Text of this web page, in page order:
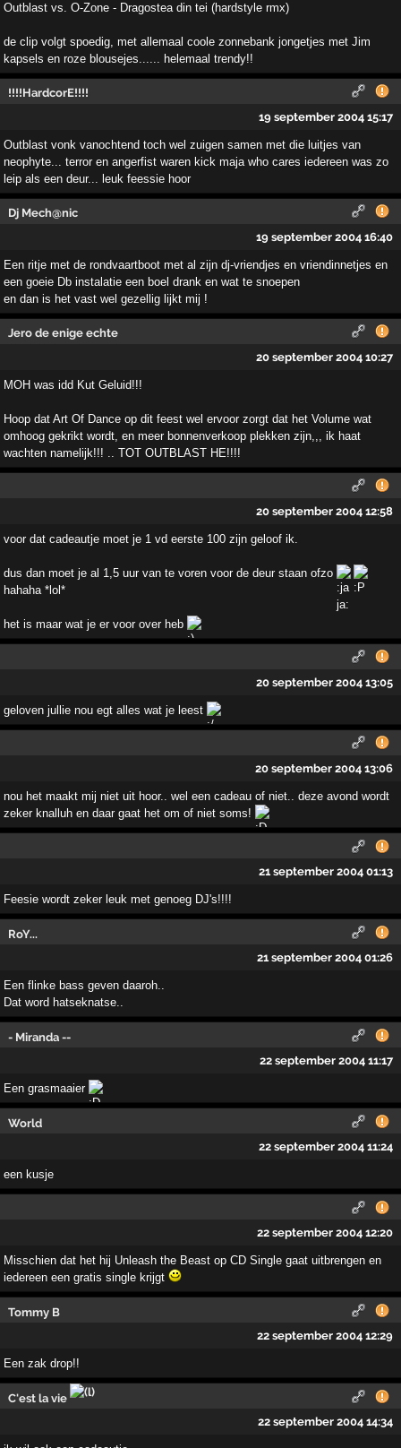
Outblast vs. O-Zone - Dragostea din tei (hardstyle rmx)
de clip volgt spoedig, met allemaal coole zonnebank jongetjes met Jim
kapsels en roze blousejes...... helemaal trendy!!
!!!!HardcorE!!!!
19 september 2004 15:17
Outblast vonk vanochtend toch wel zuigen samen met die luitjes van
neophyte... terror en angerfist waren kick maja who cares iedereen was zo
leip als een deur... leuk feessie hoor
Dj Mech@nic
19 september 2004 16:40
Een ritje met de rondvaartboot met al zijn dj-vriendjes en vriendinnetjes en
een goeie Db instalatie een boel drank en wat te snoepen
en dan is het vast wel gezellig lijkt mij !
Jero de enige echte
20 september 2004 10:27
MOH was idd Kut Geluid!!!
Hoop dat Art Of Dance op dit feest wel ervoor zorgt dat het Volume wat
omhoog gekrikt wordt, en meer bonnenverkoop plekken zijn,,, ik haat
wachten namelijk!!! .. TOT OUTBLAST HE!!!!
20 september 2004 12:58
voor dat cadeautje moet je 1 vd eerste 100 zijn geloof ik.
dus dan moet je al 1,5 uur van te voren voor de deur staan ofzo
hahaha *lol*
het is maar wat je er voor over heb
20 september 2004 13:05
geloven jullie nou egt alles wat je leest
20 september 2004 13:06
nou het maakt mij niet uit hoor.. wel een cadeau of niet.. deze avond wordt
zeker knalluh en daar gaat het om of niet soms!
21 september 2004 01:13
Feesie wordt zeker leuk met genoeg DJ's!!!!
RoY...
21 september 2004 01:26
Een flinke bass geven daaroh..
Dat word hatseknatse..
- Miranda --
22 september 2004 11:17
Een grasmaaier
World
22 september 2004 11:24
een kusje
22 september 2004 12:20
Misschien dat het hij Unleash the Beast op CD Single gaat uitbrengen en
iedereen een gratis single krijgt
Tommy B
22 september 2004 12:29
Een zak drop!!
C'est la vie
22 september 2004 14:34